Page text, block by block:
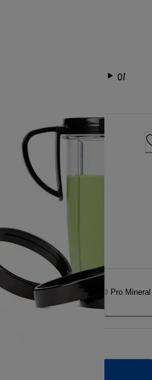
con 7
personale